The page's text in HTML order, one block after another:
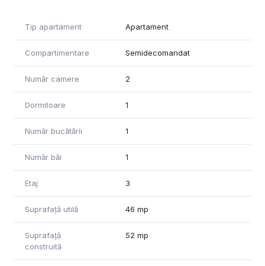
Bcataria este DESCHSA, mobilata si utilata.
Pentru mai multe oferte accesați www.brasadas.com.
Tip apartament Apartament
Compartimentare Semidecomandat
Număr camere 2
Dormitoare 1
Număr bucătării 1
Număr băi 1
Etaj 3
Suprafață utilă 46 mp
Suprafață
construită
52 mp